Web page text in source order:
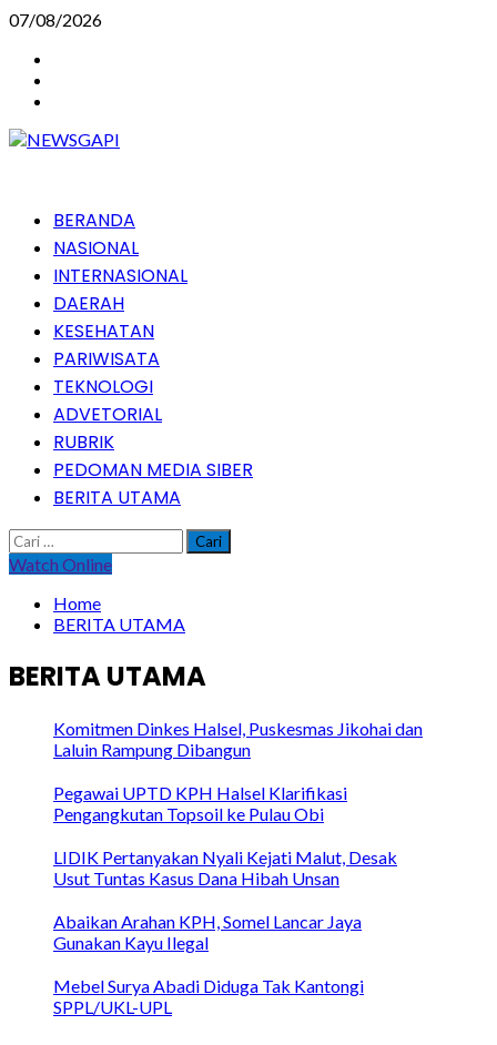
Skip
content
07/08/2026
PrimaryBERANDA
NASIONAL
INTERNASIONAL
DAERAH
KESEHATAN
PARIWISATA
TEKNOLOGI
ADVETORIAL
RUBRIK
PEDOMAN MEDIA SIBER
BERITA UTAMA
Cari
untuk:
Watch Online
Home
BERITA UTAMA
BERITA UTAMA
Komitmen Dinkes Halsel, Puskesmas Jikohai dan
Laluin Rampung Dibangun
Pegawai UPTD KPH Halsel Klarifikasi
Pengangkutan Topsoil ke Pulau Obi
LIDIK Pertanyakan Nyali Kejati Malut, Desak
Usut Tuntas Kasus Dana Hibah Unsan
Abaikan Arahan KPH, Somel Lancar Jaya
Gunakan Kayu Ilegal
Mebel Surya Abadi Diduga Tak Kantongi
SPPL/UKL-UPL